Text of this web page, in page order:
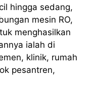
hingga sedang,
mesin RO,
menghasilkan
ialah di
klinik, rumah
pesantren,